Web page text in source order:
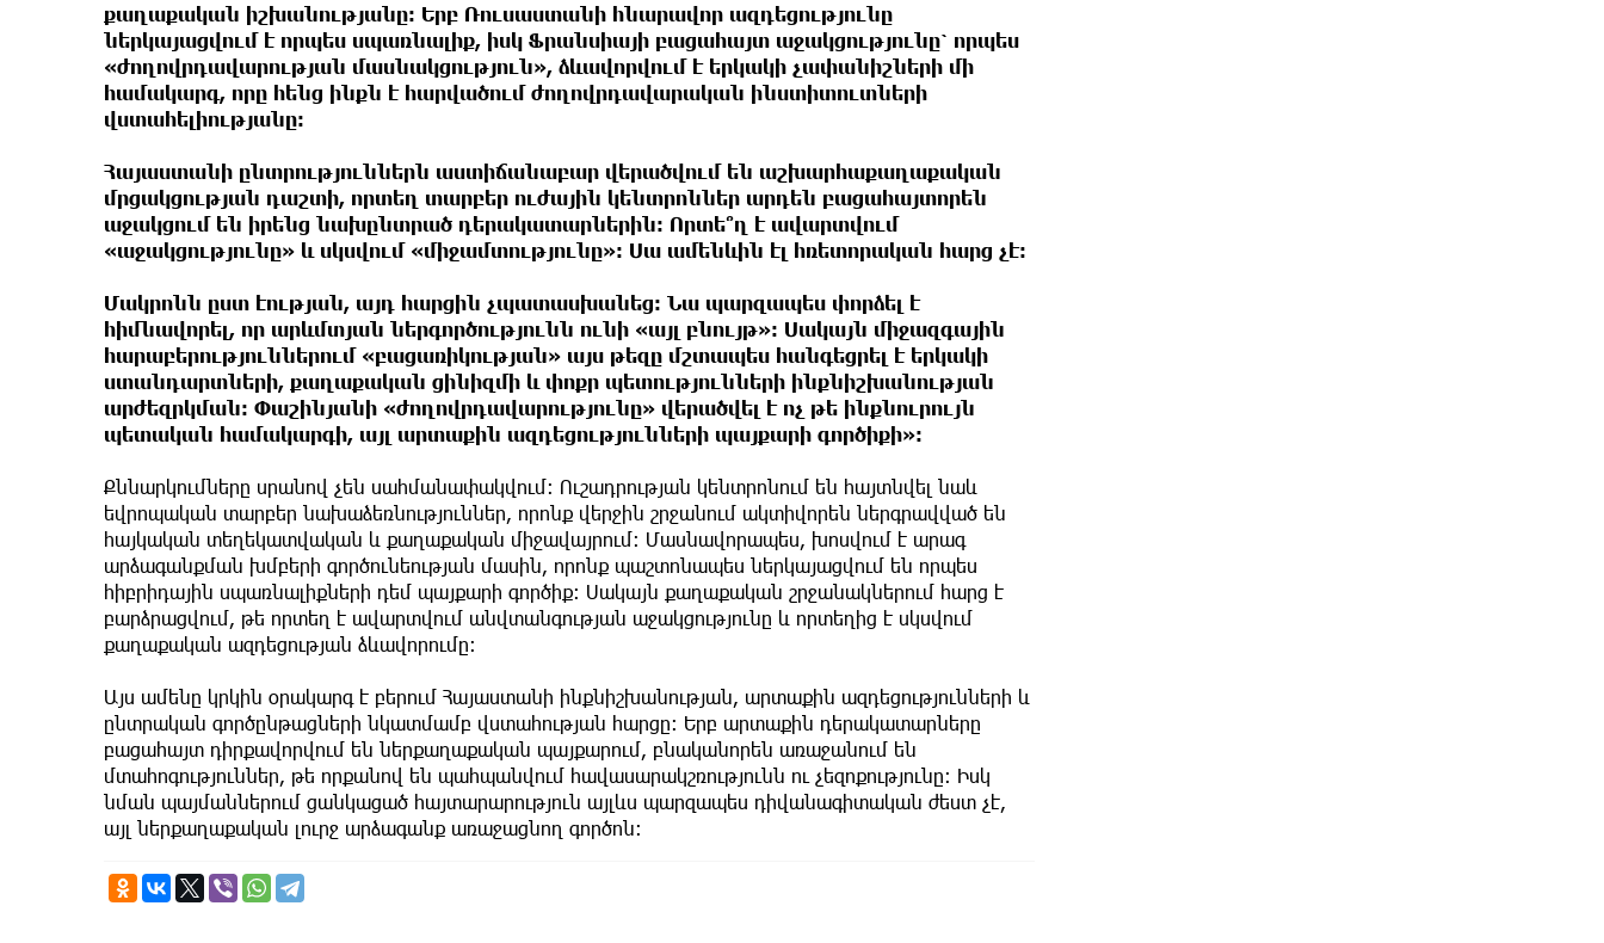
քաղաքական իշխանությանը։ Երբ Ռուսաստանի հնարավոր ազդեցությունը
ներկայացվում է որպես սպառնալիք, իսկ Ֆրանսիայի բացահայտ աջակցությունը՝ որպես
«ժողովրդավարության մասնակցություն», ձևավորվում է երկակի չափանիշների մի
համակարգ, որը հենց ինքն է հարվածում ժողովրդավարական ինստիտուտների
վստահելիությանը։
Հայաստանի ընտրություններն աստիճանաբար վերածվում են աշխարհաքաղաքական
մրցակցության դաշտի, որտեղ տարբեր ուժային կենտրոններ արդեն բացահայտորեն
աջակցում են իրենց նախընտրած դերակատարներին։ Որտե՞ղ է ավարտվում
«աջակցությունը» և սկսվում «միջամտությունը»։ Սա ամենևին էլ հռետորական հարց չէ:
Մակրոնն ըստ էության, այդ հարցին չպատասխանեց։ Նա պարզապես փորձել է
հիմնավորել, որ արևմտյան ներգործությունն ունի «այլ բնույթ»։ Սակայն միջազգային
հարաբերություններում «բացառիկության» այս թեզը մշտապես հանգեցրել է երկակի
ստանդարտների, քաղաքական ցինիզմի և փոքր պետությունների ինքնիշխանության
արժեզրկման։ Փաշինյանի «ժողովրդավարությունը» վերածվել է ոչ թե ինքնուրույն
պետական համակարգի, այլ արտաքին ազդեցությունների պայքարի գործիքի»։
Քննարկումները սրանով չեն սահմանափակվում։ Ուշադրության կենտրոնում են հայտնվել նաև
եվրոպական տարբեր նախաձեռնություններ, որոնք վերջին շրջանում ակտիվորեն ներգրավված են
հայկական տեղեկատվական և քաղաքական միջավայրում։ Մասնավորապես, խոսվում է արագ
արձագանքման խմբերի գործունեության մասին, որոնք պաշտոնապես ներկայացվում են որպես
հիբրիդային սպառնալիքների դեմ պայքարի գործիք։ Սակայն քաղաքական շրջանակներում հարց է
բարձրացվում, թե որտեղ է ավարտվում անվտանգության աջակցությունը և որտեղից է սկսվում
քաղաքական ազդեցության ձևավորումը։
Այս ամենը կրկին օրակարգ է բերում Հայաստանի ինքնիշխանության, արտաքին ազդեցությունների և
ընտրական գործընթացների նկատմամբ վստահության հարցը։ Երբ արտաքին դերակատարները
բացահայտ դիրքավորվում են ներքաղաքական պայքարում, բնականորեն առաջանում են
մտահոգություններ, թե որքանով են պահպանվում հավասարակշռությունն ու չեզոքությունը։ Իսկ
նման պայմաններում ցանկացած հայտարարություն այլևս պարզապես դիվանագիտական ժեստ չէ,
այլ ներքաղաքական լուրջ արձագանք առաջացնող գործոն։